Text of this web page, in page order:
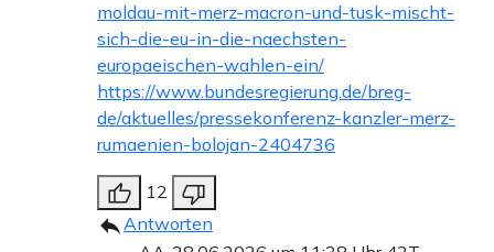
moldau-mit-merz-macron-und-tusk-mischt-
sich-die-eu-in-die-naechsten-
europaeischen-wahlen-ein/
https://www.bundesregierung.de/breg-
de/aktuelles/pressekonferenz-kanzler-merz-
rumaenien-bolojan-2404736
12
Antworten